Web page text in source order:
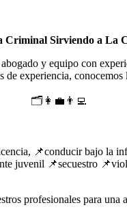
Criminal Sirviendo a La
y equipo con
experiencia,
🗂️👩‍💼👨‍💻
📌conducir bajo la
juvenil 📌secuestro
profesionales para una